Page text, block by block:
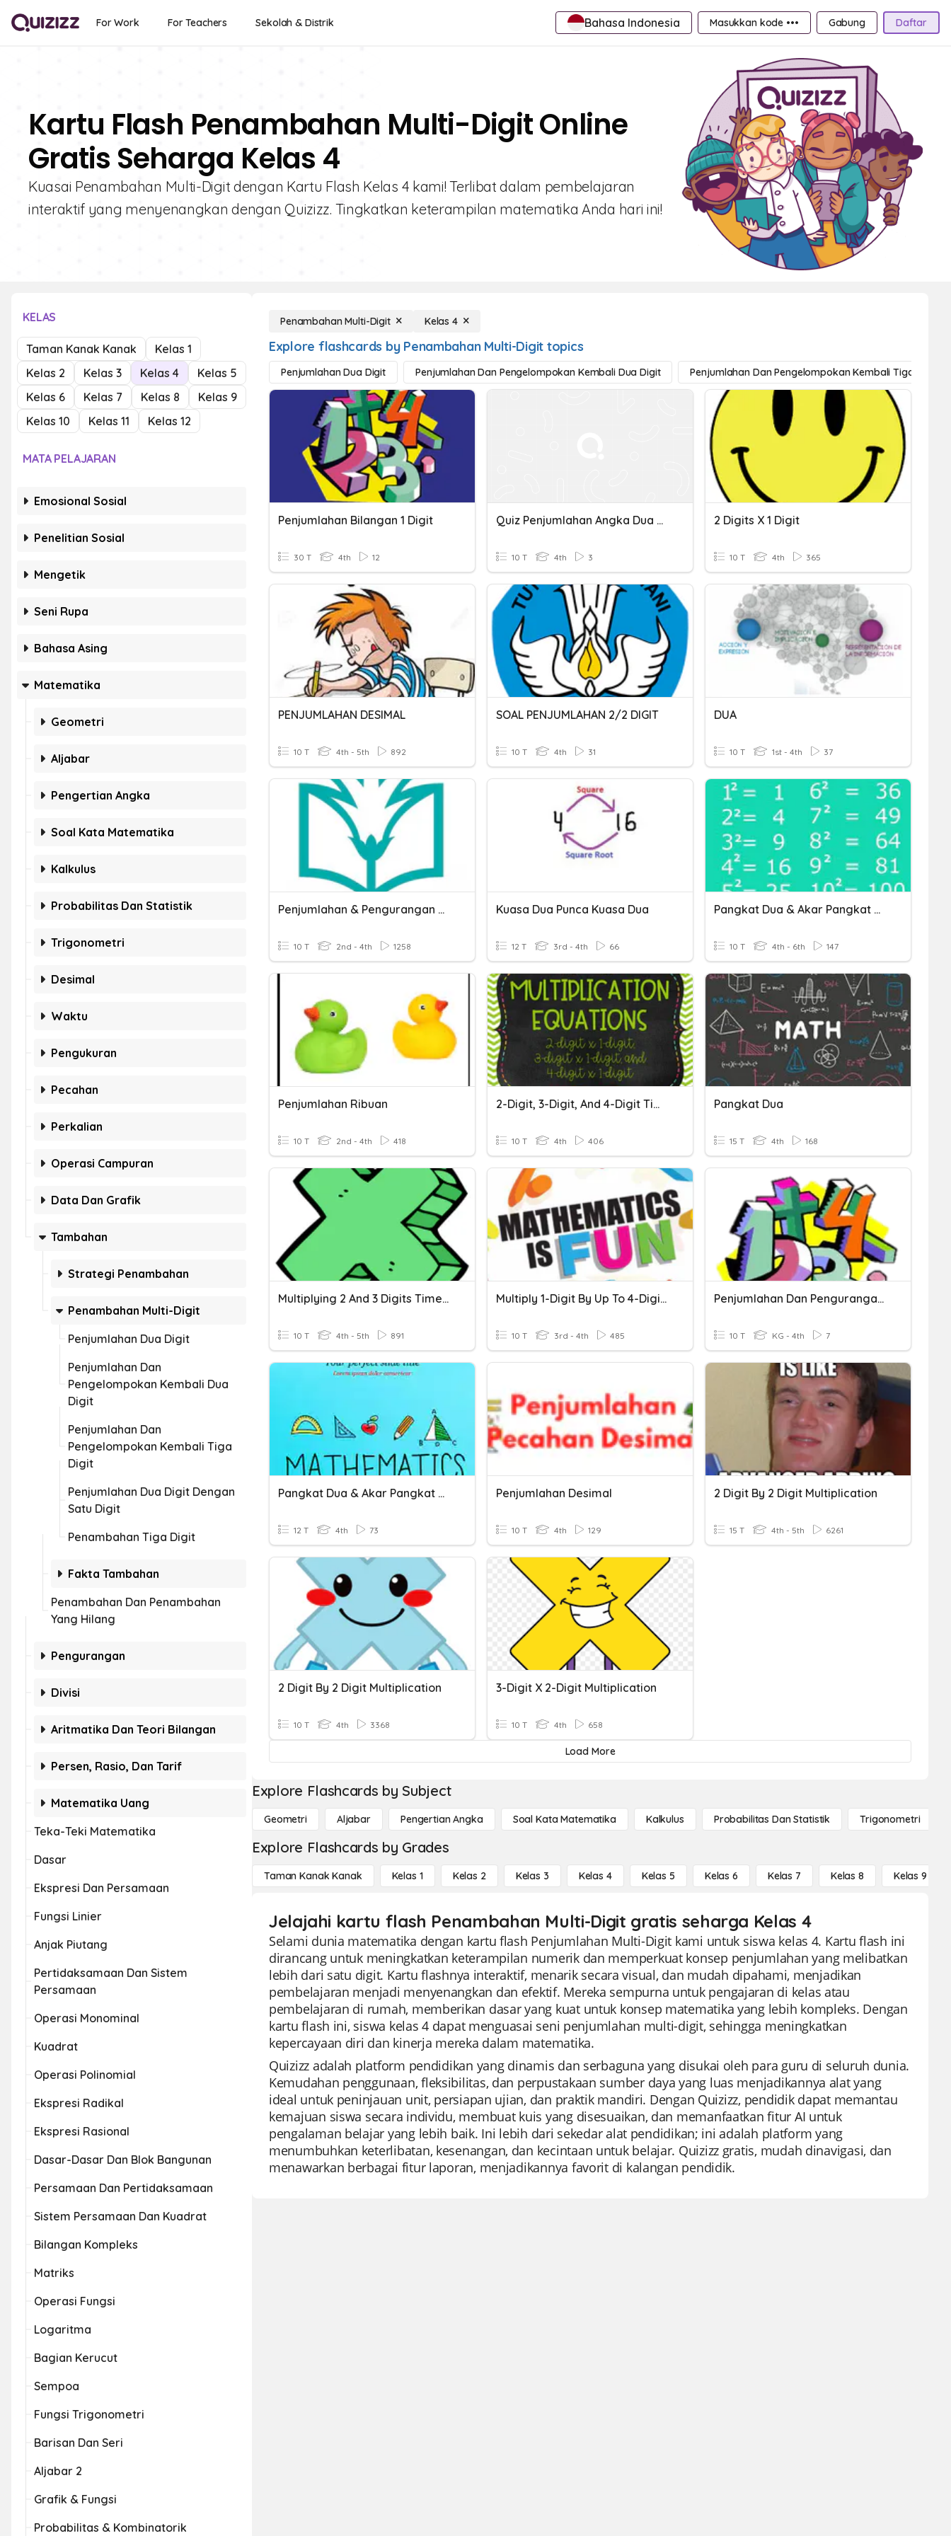
For Work For Teachers Sekolah & Distrik Bahasa Indonesia Masukkan kode ••• Gabung Daftar
Kartu Flash Penambahan Multi-Digit Online
Gratis Seharga Kelas 4
Kuasai Penambahan Multi-Digit dengan Kartu Flash Kelas 4 kami! Terlibat dalam pembelajaran
interaktif yang menyenangkan dengan Quizizz. Tingkatkan keterampilan matematika Anda hari ini!
KELAS
Taman Kanak Kanak
Kelas 1
Kelas 2
Kelas 3 Kelas 4
Kelas 5
Kelas 6
Kelas 7 Kelas 8
Kelas 9
Kelas 10
Kelas 11 Kelas 12
MATA PELAJARAN
Emosional Sosial
Penelitian Sosial
Mengetik
Seni Rupa
Bahasa Asing
Matematika
Geometri
Aljabar
Pengertian Angka
Soal Kata Matematika
Kalkulus
Probabilitas Dan Statistik
Trigonometri
Desimal
Waktu
Pengukuran
Pecahan
Perkalian
Operasi Campuran
Data Dan Grafik
Tambahan
Strategi Penambahan
Penambahan Multi-Digit
Penjumlahan Dua Digit
Penjumlahan Dan
Pengelompokan Kembali Dua
Digit
Penjumlahan Dan
Pengelompokan Kembali Tiga
Digit
Penjumlahan Dua Digit Dengan
Satu Digit
Penambahan Tiga Digit
Fakta Tambahan
Penambahan Dan Penambahan
Yang Hilang
Pengurangan
Divisi
Aritmatika Dan Teori Bilangan
Persen, Rasio, Dan Tarif
Matematika Uang
Teka-Teki Matematika
Dasar
Ekspresi Dan Persamaan
Fungsi Linier
Anjak Piutang
Pertidaksamaan Dan Sistem
Persamaan
Operasi Monominal
Kuadrat
Operasi Polinomial
Ekspresi Radikal
Ekspresi Rasional
Dasar-Dasar Dan Blok Bangunan
Persamaan Dan Pertidaksamaan
Sistem Persamaan Dan Kuadrat
Bilangan Kompleks
Matriks
Operasi Fungsi
Logaritma
Bagian Kerucut
Sempoa
Fungsi Trigonometri
Barisan Dan Seri
Aljabar 2
Grafik & Fungsi
Probabilitas & Kombinatorik
Penambahan Multi-Digit Kelas 4
Explore flashcards by Penambahan Multi-Digit topics
Penjumlahan Dua Digit Penjumlahan Dan Pengelompokan Kembali Dua Digit Penjumlahan Dan Pengelompokan Kembali Tiga Digit
Penjumlahan Bilangan 1 Digit
30 T 4th 12
Quiz Penjumlahan Angka Dua Digit
10 T 4th 3
2 Digits X 1 Digit
10 T 4th 365
PENJUMLAHAN DESIMAL
10 T 4th - 5th 892
SOAL PENJUMLAHAN 2/2 DIGIT
10 T 4th 31
DUA
10 T 1st - 4th 37
Penjumlahan & Pengurangan Ribuan
10 T 2nd - 4th 1258
Kuasa Dua Punca Kuasa Dua
12 T 3rd - 4th 66
Pangkat Dua & Akar Pangkat Dua
10 T 4th - 6th 147
Penjumlahan Ribuan
10 T 2nd - 4th 418
2-Digit, 3-Digit, And 4-Digit Times 1-Digit Multiplication
10 T 4th 406
Pangkat Dua
15 T 4th 168
Multiplying 2 And 3 Digits Times 1 Digit
10 T 4th - 5th 891
Multiply 1-Digit By Up To 4-Digits
10 T 3rd - 4th 485
Penjumlahan Dan Pengurangan Dua Bilangan
10 T KG - 4th 7
Pangkat Dua & Akar Pangkat Dua
12 T 4th 73
Penjumlahan Desimal
10 T 4th 129
2 Digit By 2 Digit Multiplication
15 T 4th - 5th 6261
2 Digit By 2 Digit Multiplication
10 T 4th 3368
3-Digit X 2-Digit Multiplication
10 T 4th 658
Load More
Explore Flashcards by Subject
Geometri Aljabar Pengertian Angka Soal Kata Matematika Kalkulus Probabilitas Dan Statistik Trigonometri
Explore Flashcards by Grades
Taman Kanak Kanak Kelas 1 Kelas 2 Kelas 3 Kelas 4 Kelas 5 Kelas 6 Kelas 7 Kelas 8 Kelas 9
Jelajahi kartu flash Penambahan Multi-Digit gratis seharga Kelas 4
Selami dunia matematika dengan kartu flash Penjumlahan Multi-Digit kami untuk siswa kelas 4. Kartu flash ini
dirancang untuk meningkatkan keterampilan numerik dan memperkuat konsep penjumlahan yang melibatkan
lebih dari satu digit. Kartu flashnya interaktif, menarik secara visual, dan mudah dipahami, menjadikan
pembelajaran menjadi menyenangkan dan efektif. Mereka sempurna untuk pengajaran di kelas atau
pembelajaran di rumah, memberikan dasar yang kuat untuk konsep matematika yang lebih kompleks. Dengan
kartu flash ini, siswa kelas 4 dapat menguasai seni penjumlahan multi-digit, sehingga meningkatkan
kepercayaan diri dan kinerja mereka dalam matematika.
Quizizz adalah platform pendidikan yang dinamis dan serbaguna yang disukai oleh para guru di seluruh dunia.
Kemudahan penggunaan, fleksibilitas, dan perpustakaan sumber daya yang luas menjadikannya alat yang
ideal untuk peninjauan unit, persiapan ujian, dan praktik mandiri. Dengan Quizizz, pendidik dapat memantau
kemajuan siswa secara individu, membuat kuis yang disesuaikan, dan memanfaatkan fitur AI untuk
pengalaman belajar yang lebih baik. Ini lebih dari sekedar alat pendidikan; ini adalah platform yang
menumbuhkan keterlibatan, kesenangan, dan kecintaan untuk belajar. Quizizz gratis, mudah dinavigasi, dan
menawarkan berbagai fitur laporan, menjadikannya favorit di kalangan pendidik.